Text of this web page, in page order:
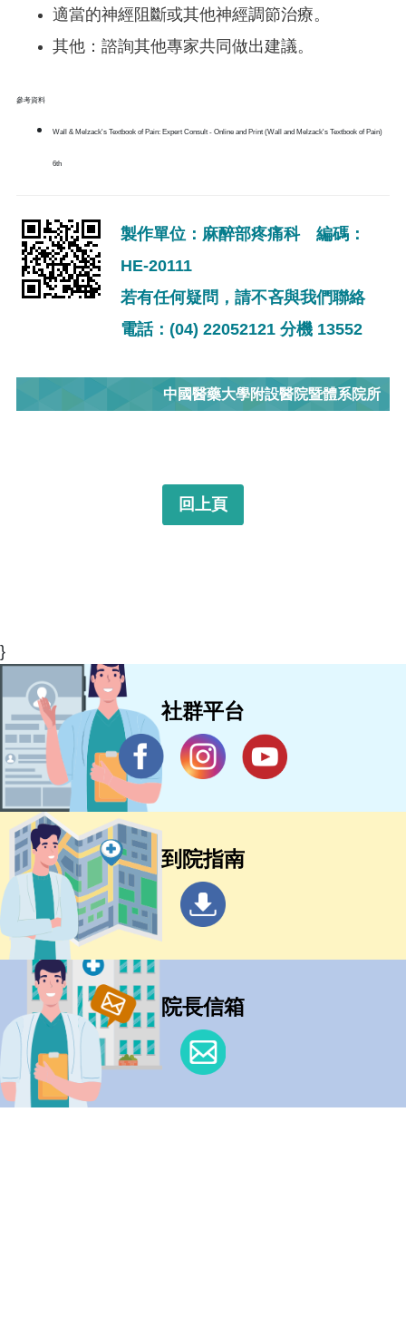
適當的神經阻斷或其他神經調節治療。
其他：諮詢其他專家共同做出建議。
參考資料
Wall & Melzack's Textbook of Pain: Expert Consult - Online and Print (Wall and Melzack's Textbook of Pain)
6th
製作單位：麻醉部疼痛科 編碼：
HE-20111
若有任何疑問，請不吝與我們聯絡
電話：(04) 22052121 分機 13552
中國醫藥大學附設醫院暨體系院所
回上頁
}
社群平台
到院指南
院長信箱